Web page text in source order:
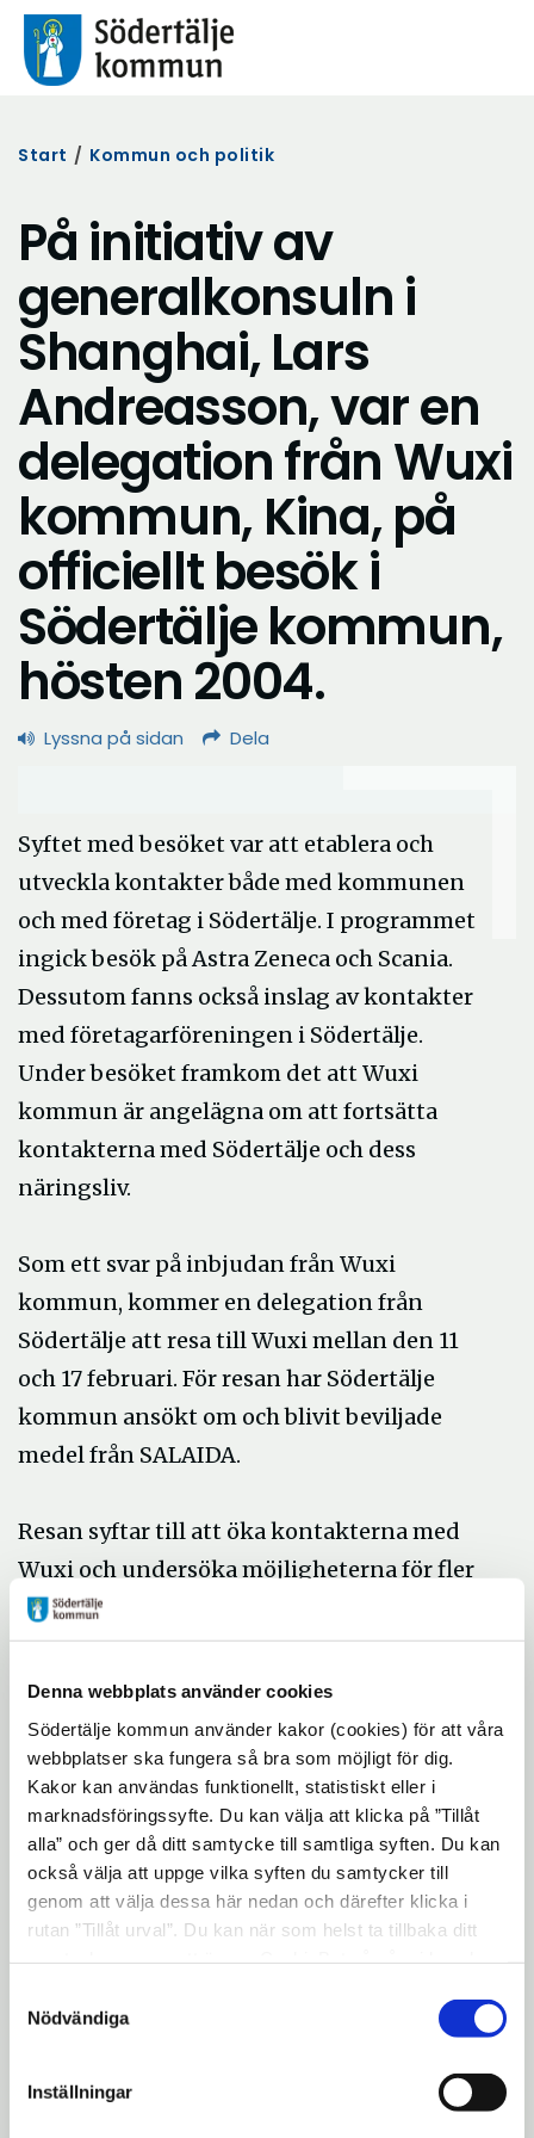
Denna webbplats använder cookies
Södertälje kommun använder kakor (cookies) för att våra
webbplatser ska fungera så bra som möjligt för dig.
Kakor kan användas funktionellt, statistiskt eller i
marknadsföringssyfte. Du kan välja att klicka på ”Tillåt
alla” och ger då ditt samtycke till samtliga syften. Du kan
också välja att uppge vilka syften du samtycker till
genom att välja dessa här nedan och därefter klicka i
rutan ”Tillåt urval”. Du kan när som helst ta tillbaka ditt
"Visa detaljer" kan du läsa om hur kakorna används och
hur vi och våra leverantörer inhämtar och behandlar
Nödvändiga
Inställningar
Start / Kommun och politik
På initiativ av
generalkonsuln i
Shanghai, Lars
Andreasson, var en
delegation från Wuxi
kommun, Kina, på
officiellt besök i
Södertälje kommun,
hösten 2004.
Lyssna på sidan Dela
Syftet med besöket var att etablera och
utveckla kontakter både med kommunen
och med företag i Södertälje. I programmet
ingick besök på Astra Zeneca och Scania.
Dessutom fanns också inslag av kontakter
med företagarföreningen i Södertälje.
Under besöket framkom det att Wuxi
kommun är angelägna om att fortsätta
kontakterna med Södertälje och dess
näringsliv.
Som ett svar på inbjudan från Wuxi
kommun, kommer en delegation från
Södertälje att resa till Wuxi mellan den 11
och 17 februari. För resan har Södertälje
kommun ansökt om och blivit beviljade
medel från SALAIDA.
Resan syftar till att öka kontakterna med
Wuxi och undersöka möjligheterna för fler
handelsutbyten mellan företag i Södertälje
och Wuxi/Shanghai. Med på resan är därför
även representant från Handelskammaren
och från Astra Zeneca. Syftet med besöket är
även att undersöka möjligheten till utbyte
mellan utbildningsverksamheten i
Södertälje och i Wuxi.
Delegation: 1. Anders Lago, Chairman of the
Council 3. Mats Siljebrand, Leader of
Lärnestad, Leader of Opposition the